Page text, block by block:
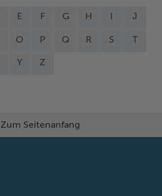
E F G H I J
O P Q R S
Y Z
Zum Seitenanfang